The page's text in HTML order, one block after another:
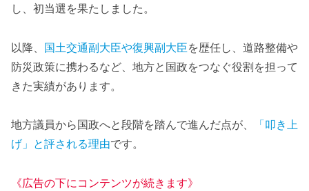
し、初当選を果たしました。
以降、 国土交通副大臣や復興副大臣を歴任し、道路整備や
防災政策に携わるなど、地方と国政をつなぐ役割を担って
きた実績があります。
地方議員から国政へと段階を踏んで進んだ点が、
「叩き上
げ」と評される理由です。
《広告の下にコンテンツが続きます》